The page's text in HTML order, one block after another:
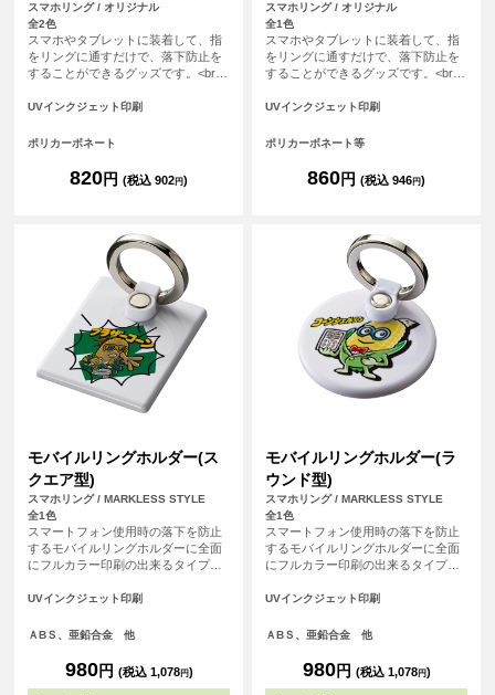
スマホリング / オリジナル
全2色
スマホやタブレットに装着して、指
をリングに通すだけで、落下防止を
することができるグッズです。<br>
ません。 <br> ※プリントについて：
端に近い程デザインが切れてしまう
(文字等)は内側に収めていただくこ
とをおすすめしております。
UVインクジェット印刷
ポリカーボネート
820円 (税込 902円)
スマホリング / オリジナル
全1色
スマホやタブレットに装着して、指
をリングに通すだけで、落下防止を
することができるグッズです。<br>
ません。 <br> ※プリントについて：
端に近い程デザインが切れてしまう
(文字等)は内側に収めていただくこ
とをおすすめしております。
UVインクジェット印刷
ポリカーボネート等
860円 (税込 946円)
モバイルリングホルダー(ス
クエア型)
スマホリング / MARKLESS STYLE
全1色
スマートフォン使用時の落下を防止
するモバイルリングホルダーに全面
にフルカラー印刷の出来るタイプが
の外側に付けるリングホルダーは、
も果たしており、オリジナルグッズ
<br> ※落下防止を保証するものでは
ありません。
UVインクジェット印刷
ＡBＳ、亜鉛合金 他
980円 (税込 1,078円)
モバイルリングホルダー(ラ
ウンド型)
スマホリング / MARKLESS STYLE
全1色
スマートフォン使用時の落下を防止
するモバイルリングホルダーに全面
にフルカラー印刷の出来るタイプが
の外側に付けるリングホルダーは、
も果たしており、オリジナルグッズ
<br> ※落下防止を保証するものでは
ありません。
UVインクジェット印刷
ＡBＳ、亜鉛合金 他
980円 (税込 1,078円)